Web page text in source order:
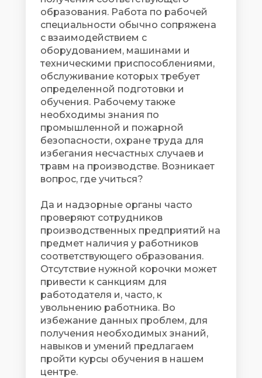
образования. Работа по рабочей
специальности обычно сопряжена
с взаимодействием с
оборудованием, машинами и
техническими приспособлениями,
обслуживание которых требует
определенной подготовки и
обучения. Рабочему также
необходимы знания по
промышленной и пожарной
безопасности, охране труда для
избегания несчастных случаев и
травм на производстве. Возникает
вопрос, где учиться?
Да и надзорные органы часто
проверяют сотрудников
производственных предприятий на
предмет наличия у работников
соответствующего образования.
Отсутствие нужной корочки может
привести к санкциям для
работодателя и, часто, к
увольнению работника. Во
избежание данных проблем, для
получения необходимых знаний,
навыков и умений предлагаем
пройти курсы обучения в нашем
центре.